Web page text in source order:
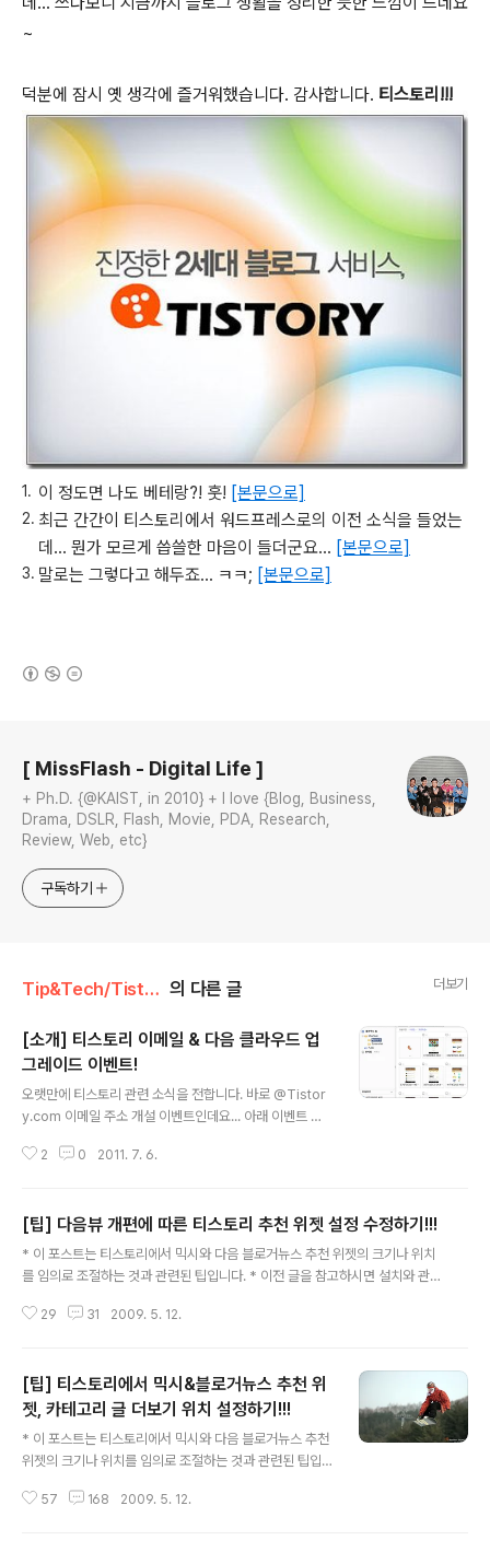
~
덕분에 잠시 옛 생각에 즐거워했습니다. 감사합니다. 티스토리!!!
이 정도면 나도 베테랑?! 훗! [본문으로]
최근 간간이 티스토리에서 워드프레스로의 이전 소식을 들었는
데... 뭔가 모르게 씁쓸한 마음이 들더군요... [본문으로]
말로는 그렇다고 해두죠... ㅋㅋ; [본문으로]
[ MissFlash - Digital Life ]
+ Ph.D. {@KAIST, in 2010} + I love {Blog, Business,
Drama, DSLR, Flash, Movie, PDA, Research,
Review, Web, etc}
구독하기
Tip&Tech/Tistory 의 다른 글 더보기
[소개] 티스토리 이메일 & 다음 클라우드 업
그레이드 이벤트!
오랫만에 티스토리 관련 소식을 전합니다. 바로 @Tistor
y.com 이메일 주소 개설 이벤트인데요... 아래 이벤트 페
첨을 통해 다음 이메일 및 클라우드 용량을 늘려준다고 합
우드 페이지 : http://cloud.daum.net/ 사실 이메일 용량
이야 그리 특별할 것이 없지만, 클라우드 용량 업그레이드
는 상당히 매력적인 조건인 것 같습니다. 이벤트 당첨자로
려 3배이상의 큰 용량을 가질 수 있으니까요... :-) N드라이
2 0 2011. 7. 6.
[팁] 다음뷰 개편에 따른 티스토리 추천 위젯 설정 수정하기!!!
* 이 포스트는 티스토리에서 믹시와 다음 블로거뉴스 추천 위젯의 크기나 위치
를 임의로 조절하는 것과 관련된 팁입니다. * 이전 글을 참고하시면 설치와 관련
니다. 2009/04/11 - [팁] 티스토리에서 믹시와 다음 블로거뉴스 추천 위젯 통
테고리 글 더보기 위치 설정하기!!! (이 글만 보셔도 됩니다.) 2009년 5월 11일
부로 다음 블로거뉴스가 다음 뷰로 개편되었습니다. 그에 따라 이전에 올린 추
천 위젯 편집 팁도 수정해야하지 않을까 걱정했었는데....
29 31 2009. 5. 12.
[팁] 티스토리에서 믹시&블로거뉴스 추천 위
젯, 카테고리 글 더보기 위치 설정하기!!!
* 이 포스트는 티스토리에서 믹시와 다음 블로거뉴스 추천
위젯의 크기나 위치를 임의로 조절하는 것과 관련된 팁입
우를 쉽게 이해하실 수 있습니다. 꼭 한 번 읽어 보실 것을
57 168 2009. 5. 12.